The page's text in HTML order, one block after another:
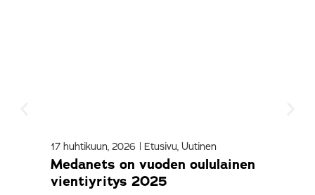
17 huhtikuun, 2026 | Etusivu,Uutinen
Medanets on vuoden oululainen
vientiyritys 2025